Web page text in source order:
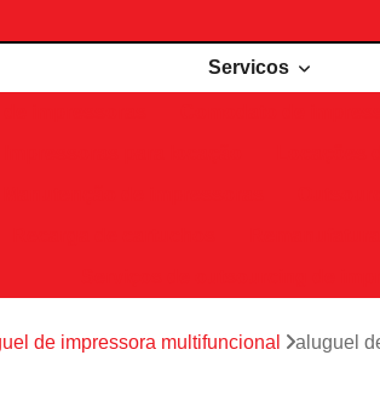
Servicos
de impressora multifuncional aluguel